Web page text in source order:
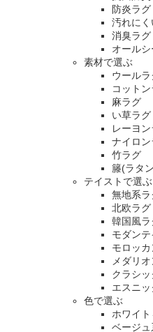
防炎ラグ
汚れに
消臭ラグ
オール
素材で選ぶ
ウールラ
コット
麻ラグ
い草ラグ
レーヨ
ナイロン
竹ラグ
籐(ラタ
テイストで選ぶ
無地系ラ
北欧ラグ
韓国風ラ
モダン
モロッ
メダリ
クラシ
エスニ
色で選ぶ
ホワイ
ベージ